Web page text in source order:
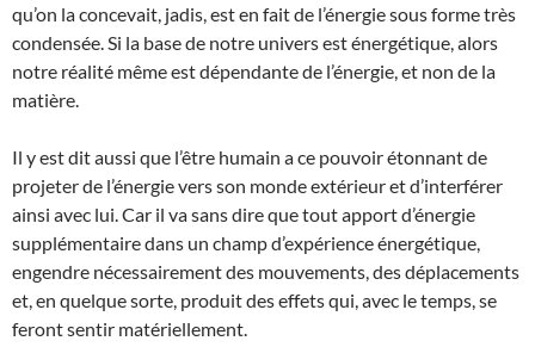
qu’on la concevait, jadis, est en fait de l’énergie sous forme très
condensée. Si la base de notre univers est énergétique, alors
notre réalité même est dépendante de l’énergie, et non de la
matière.
Il y est dit aussi que l’être humain a ce pouvoir étonnant de
projeter de l’énergie vers son monde extérieur et d’interférer
ainsi avec lui. Car il va sans dire que tout apport d’énergie
supplémentaire dans un champ d’expérience énergétique,
engendre nécessairement des mouvements, des déplacements
et, en quelque sorte, produit des effets qui, avec le temps, se
feront sentir matériellement.